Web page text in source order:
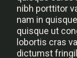
nibh porttitor
nam in
quisque ut
lobortis cras
dictumst